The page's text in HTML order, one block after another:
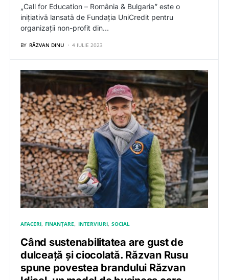
„Call for Education – România & Bulgaria” este o
inițiativă lansată de Fundația UniCredit pentru
organizații non-profit din…
BY RĂZVAN DINU 4 IULIE 2023
AFACERI FINANȚARE INTERVIURI SOCIAL
Când sustenabilitatea are gust de
dulceață și ciocolată. Răzvan Rusu
spune povestea brandului Răzvan